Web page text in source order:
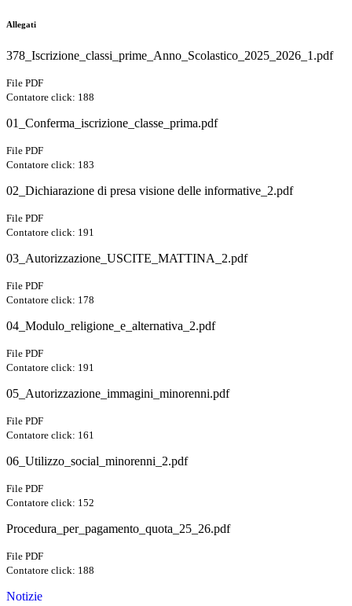
Allegati
378_Iscrizione_classi_prime_Anno_Scolastico_2025_2026_1.pdf
File PDF
Contatore click: 188
01_Conferma_iscrizione_classe_prima.pdf
File PDF
Contatore click: 183
02_Dichiarazione di presa visione delle informative_2.pdf
File PDF
Contatore click: 191
03_Autorizzazione_USCITE_MATTINA_2.pdf
File PDF
Contatore click: 178
04_Modulo_religione_e_alternativa_2.pdf
File PDF
Contatore click: 191
05_Autorizzazione_immagini_minorenni.pdf
File PDF
Contatore click: 161
06_Utilizzo_social_minorenni_2.pdf
File PDF
Contatore click: 152
Procedura_per_pagamento_quota_25_26.pdf
File PDF
Contatore click: 188
Notizie